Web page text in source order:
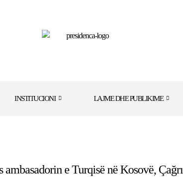
INSTITUCIONI LAJME DHE PUBLIKIME
e Turqisë në Kosovë, Çağrı